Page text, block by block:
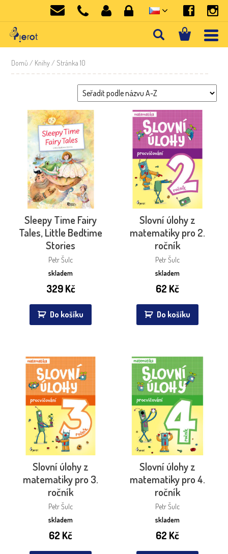
Domů / Knihy / Stránka 10
Sleepy Time Fairy
Tales, Little Bedtime
Stories
Petr Šulc
skladem
329Kč
Do košíku
Slovní úlohy z
matematiky pro 2.
ročník
Petr Šulc
skladem
62 Kč
Do košíku
Slovní úlohy z
matematiky pro 3.
ročník
Petr Šulc
skladem
62 Kč
Slovní úlohy z
matematiky pro 4.
ročník
Petr Šulc
skladem
62 Kč